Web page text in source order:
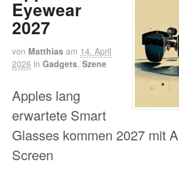
Eyewear
2027
von Matthias am 14. April
2026 in Gadgets, Szene
Apples lang
erwartete Smart
Glasses kommen 2027 mit
Screen